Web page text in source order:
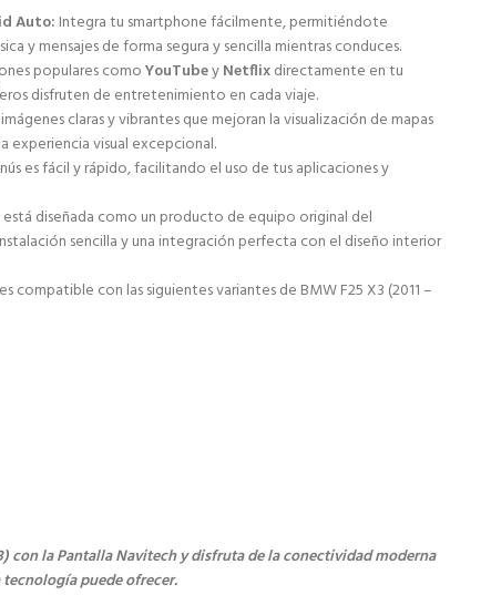
Auto: Integra tu smartphone fácilmente, permitiéndote
y mensajes de forma segura y sencilla mientras conduces.
populares comoYouTubeyNetflixdirectamente en tu
disfruten de entretenimiento en cada viaje.
claras y vibrantes que mejoran la visualización de mapas
experiencia visual excepcional.
es fácil y rápido, facilitando el uso de tus aplicaciones y
está diseñada como un producto de equipo original del
sencilla y una integración perfecta con el diseño interior
compatible con las siguientes variantes de BMW F25 X3 (2011 –
con la Pantalla Navitech y disfruta de la conectividad moderna
puede ofrecer.